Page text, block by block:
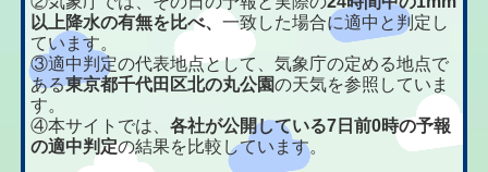
以上降水の有無を比べ、一致した場合に適中と判定し
ています。
③適中判定の代表地点として、気象庁の定める地点で
ある東京都千代田区北の丸公園の天気を参照していま
す。
④本サイトでは、各社が公開している7日前0時の予報
の適中判定の結果を比較しています。